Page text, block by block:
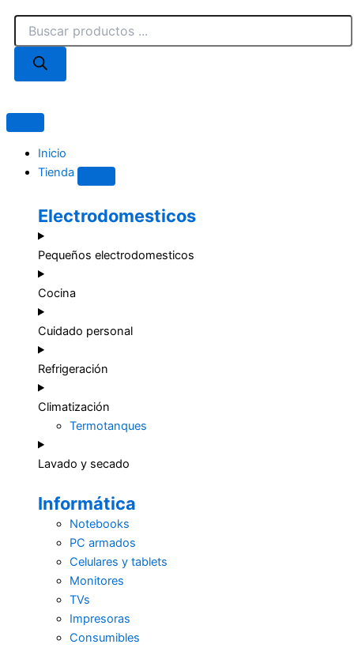
contenido
Búsqueda
productos
Inicio
Tienda
Electrodomesticos
Pequeños electrodomesticos
Cocina
Cuidado personal
Refrigeración
Climatización
Termotanques
Lavado y secado
Informática
Notebooks
PC armados
Celulares y tablets
Monitores
TVs
Impresoras
Consumibles